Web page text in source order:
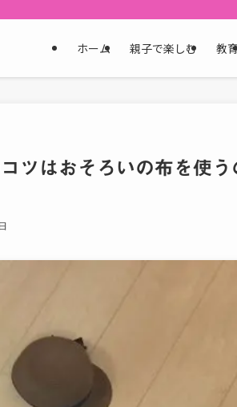
ホーム 親子で楽しむ 教
ツはおそろいの布を使う